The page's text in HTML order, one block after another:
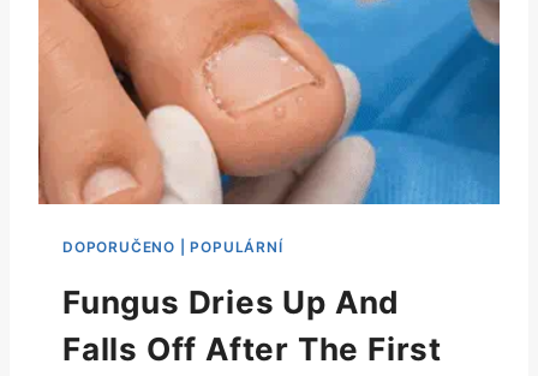
Fungus Dries Up And
Falls Off After The First